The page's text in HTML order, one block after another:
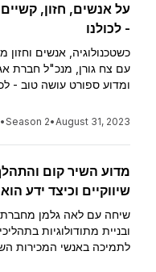
על אנשים, חזון,
- לכולנו
עם צח גורן, מנכ"ל חברת
ומדוע ספורט עושה טוב -
August 31, 2023
•
Season 2
•
מדוע השיר קום
שיווקיים וכיצד ידע
ובניית מתודולוגיות
לתמיכה באנשי המכירות